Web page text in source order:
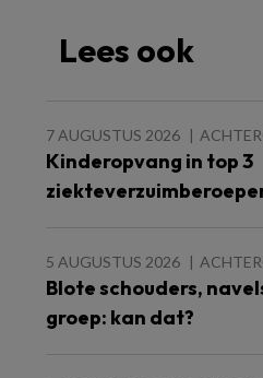
Lees ook
7 AUGUSTUS 2026
Kinderopvang in top 3
5 AUGUSTUS 2026
Blote schouders,
groep: kan dat?